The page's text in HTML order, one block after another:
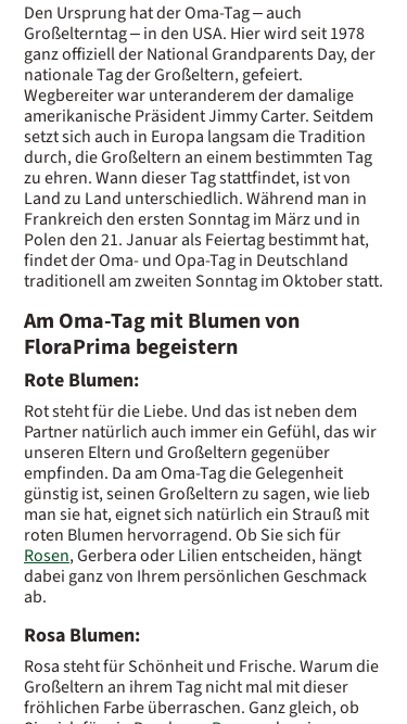
Den Ursprung hat der Oma-Tag – auch
Großelterntag – in den USA. Hier wird seit 1978
ganz offiziell der National Grandparents Day, der
nationale Tag der Großeltern, gefeiert.
Wegbereiter war unteranderem der damalige
amerikanische Präsident Jimmy Carter. Seitdem
setzt sich auch in Europa langsam die Tradition
durch, die Großeltern an einem bestimmten Tag
zu ehren. Wann dieser Tag stattfindet, ist von
Land zu Land unterschiedlich. Während man in
Frankreich den ersten Sonntag im März und in
Polen den 21. Januar als Feiertag bestimmt hat,
findet der Oma- und Opa-Tag in Deutschland
traditionell am zweiten Sonntag im Oktober statt.
Am Oma-Tag mit Blumen von
FloraPrima begeistern
Rote Blumen:
Rot steht für die Liebe. Und das ist neben dem
Partner natürlich auch immer ein Gefühl, das wir
unseren Eltern und Großeltern gegenüber
empfinden. Da am Oma-Tag die Gelegenheit
günstig ist, seinen Großeltern zu sagen, wie lieb
man sie hat, eignet sich natürlich ein Strauß mit
roten Blumen hervorragend. Ob Sie sich für
Rosen, Gerbera oder Lilien entscheiden, hängt
dabei ganz von Ihrem persönlichen Geschmack
ab.
Rosa Blumen:
Rosa steht für Schönheit und Frische. Warum die
Großeltern an ihrem Tag nicht mal mit dieser
fröhlichen Farbe überraschen. Ganz gleich, ob